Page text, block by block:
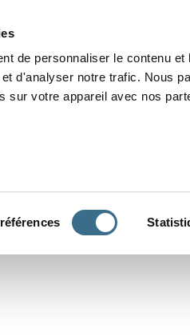
de personnaliser le contenu
d'analyser notre trafic. Nous
sur votre appareil avec nos